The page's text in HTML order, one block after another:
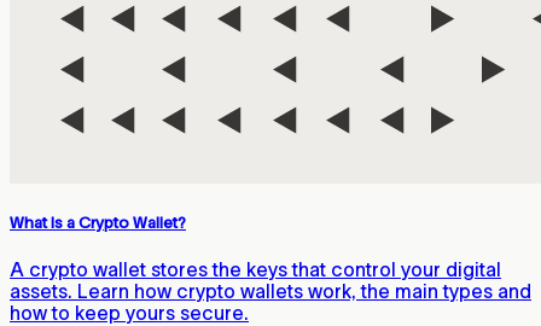
What Is a Crypto Wallet?
A crypto wallet stores the keys that control your digital
assets. Learn how crypto wallets work, the main types and
how to keep yours secure.